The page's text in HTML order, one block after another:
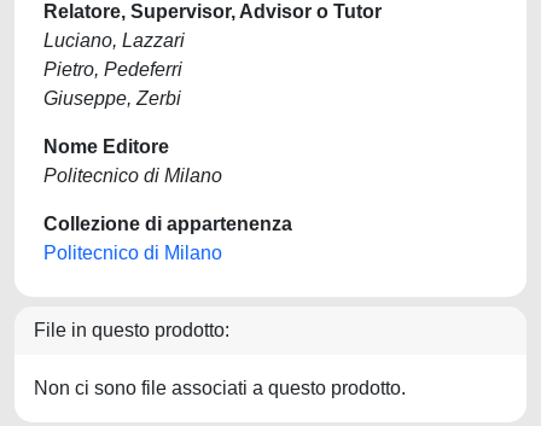
Relatore, Supervisor, Advisor o Tutor
Luciano, Lazzari
Pietro, Pedeferri
Giuseppe, Zerbi
Nome Editore
Politecnico di Milano
Collezione di appartenenza
Politecnico di Milano
File in questo prodotto:
Non ci sono file associati a questo prodotto.